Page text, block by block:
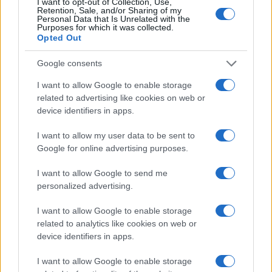
Retention, Sale, and/or Sharing of my
Personal Data that Is Unrelated with the
Purposes for which it was collected.
Opted Out
Google consents
I want to allow Google to enable storage
related to advertising like cookies on web or
device identifiers in apps.
I want to allow my user data to be sent to
Google for online advertising purposes.
I want to allow Google to send me
personalized advertising.
I want to allow Google to enable storage
related to analytics like cookies on web or
device identifiers in apps.
I want to allow Google to enable storage
Την ίδια ώρα, ωστόσο, μας προκαλούν ιδιαίτερη
εντύπωση ανακοινώσεις, όπως αυτή της Κοσμητείας